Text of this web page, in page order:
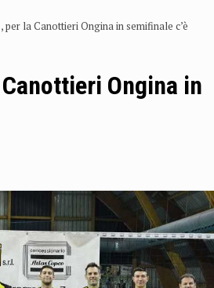
la Canottieri Ongina in semifinale c’è
Ongina in